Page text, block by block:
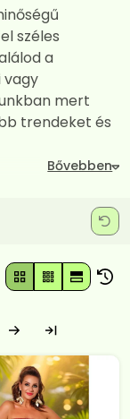
széles
a
vagy
mert
trendeket és